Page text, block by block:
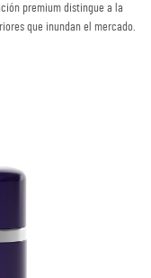
premium distingue a la
que inundan el mercado.